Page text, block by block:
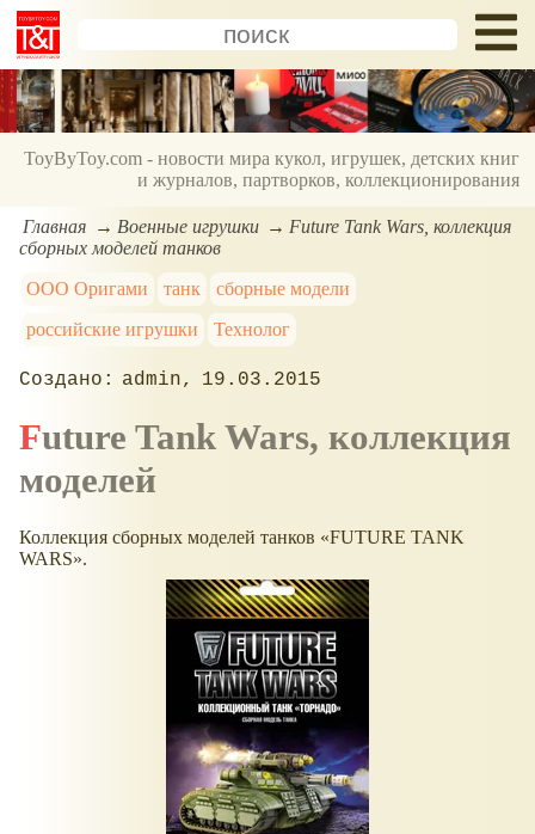
ToyByToy.com - новости мира кукол, игрушек, детских книг
и журналов, партворков, коллекционирования
Главная Военные игрушки
Future Tank Wars, коллекция
сборных моделей танков
ООО Оригами
танк
сборные модели
российские игрушки
Технолог
admin 19.03.2015
Future Tank Wars, коллекция
моделей
Коллекция сборных моделей танков «FUTURE TANK
WARS».